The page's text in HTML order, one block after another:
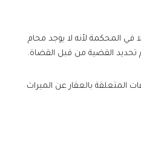
المحكمة لأنه لا يوجد محام
تحديد القضية من قبل القضاة.
بالعقار عن الميراث